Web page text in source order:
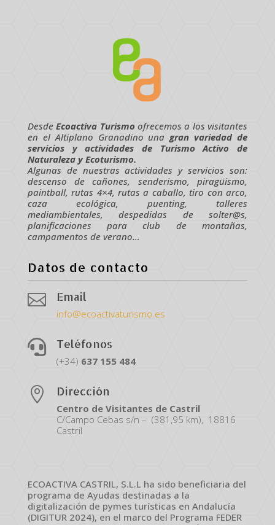
DesdeEcoactiva Turismo ofrecemos a los visitantes
en el Altiplano Granadino unagran variedad de
servicios y actividades de Turismo Activo de
Naturaleza y Ecoturismo.
Algunas de nuestras actividades y servicios son:
descenso de cañones, senderismo, piragüismo,
paintball, rutas 4×4, rutas a caballo, tiro con arco,
caza ecológica, puenting, talleres
mediambientales, despedidas de solter@s,
planificaciones para club de montañas,
campamentos de verano…
Datos de contacto
 Email
info@ecoactivaturismo.es
 Teléfonos
(+34) 637 155 484
 Dirección
Centro de Visitantes de Castril
C/Campo Cebas s/n – (381,95 km), 18816
Castril
ECOACTIVA CASTRIL, S.L.L ha sido beneficiaria del
programa de Ayudas destinadas a la
digitalización de pymes turísticas en Andalucía
(DIGITUR 2024), en el marco del Programa FEDER